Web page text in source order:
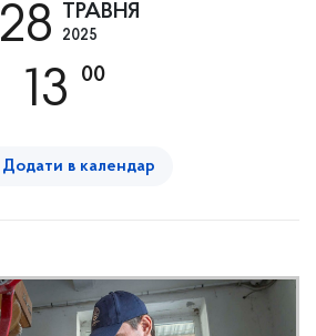
28 ТРАВНЯ
2025
13 00
Додати в календар